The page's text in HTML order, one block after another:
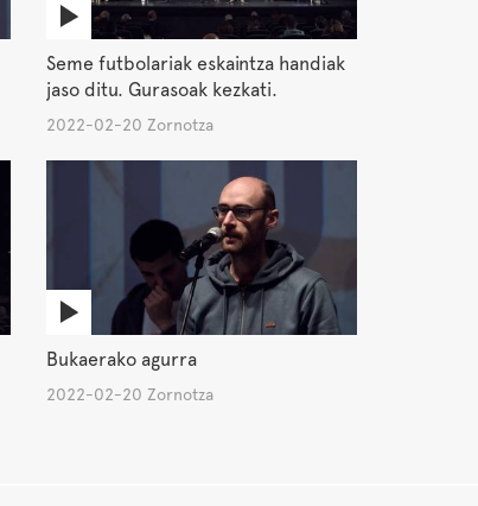
Seme futbolariak eskaintza handiak
jaso ditu. Gurasoak kezkati.
2022-02-20 Zornotza
Bukaerako agurra
2022-02-20 Zornotza